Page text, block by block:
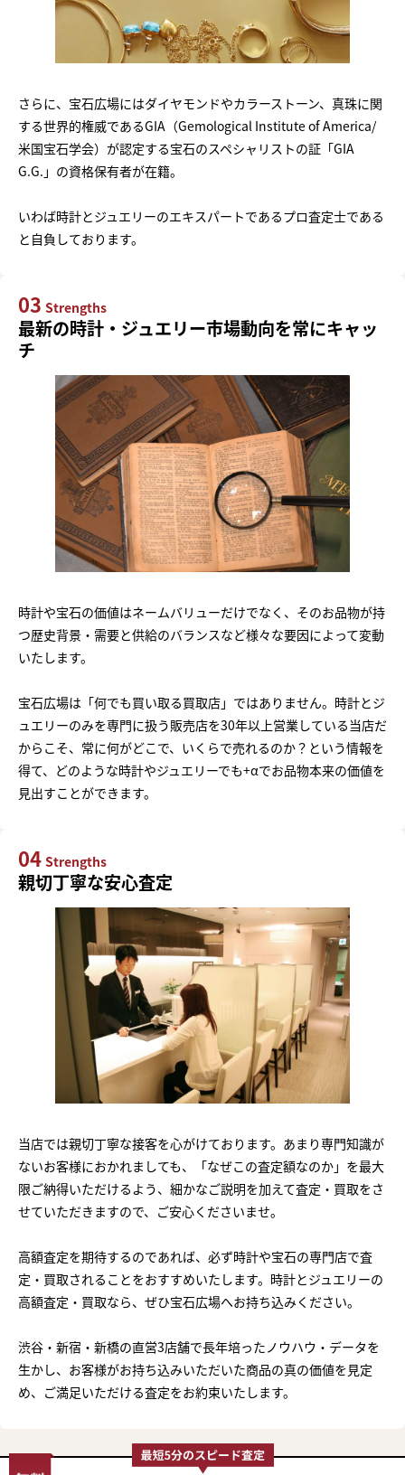
さらに、宝石広場にはダイヤモンドやカラーストーン、真珠に関
する世界的権威であるGIA（Gemological Institute of America/
米国宝石学会）が認定する宝石のスペシャリストの証「GIA
G.G.」の資格保有者が在籍。
いわば時計とジュエリーのエキスパートであるプロ査定士である
と自負しております。
03 Strengths
最新の時計・ジュエリー市場動向を常にキャッ
チ
時計や宝石の価値はネームバリューだけでなく、そのお品物が持
つ歴史背景・需要と供給のバランスなど様々な要因によって変動
いたします。
宝石広場は「何でも買い取る買取店」ではありません。時計とジ
ュエリーのみを専門に扱う販売店を30年以上営業している当店だ
からこそ、常に何がどこで、いくらで売れるのか？という情報を
得て、どのような時計やジュエリーでも+αでお品物本来の価値を
見出すことができます。
04 Strengths
親切丁寧な安心査定
当店では親切丁寧な接客を心がけております。あまり専門知識が
ないお客様におかれましても、「なぜこの査定額なのか」を最大
限ご納得いただけるよう、細かなご説明を加えて査定・買取をさ
せていただきますので、ご安心くださいませ。
高額査定を期待するのであれば、必ず時計や宝石の専門店で査
定・買取されることをおすすめいたします。時計とジュエリーの
高額査定・買取なら、ぜひ宝石広場へお持ち込みください。
渋谷・新宿・新橋の直営3店舗で長年培ったノウハウ・データを
生かし、お客様がお持ち込みいただいた商品の真の価値を見定
め、ご満足いただける査定をお約束いたします。